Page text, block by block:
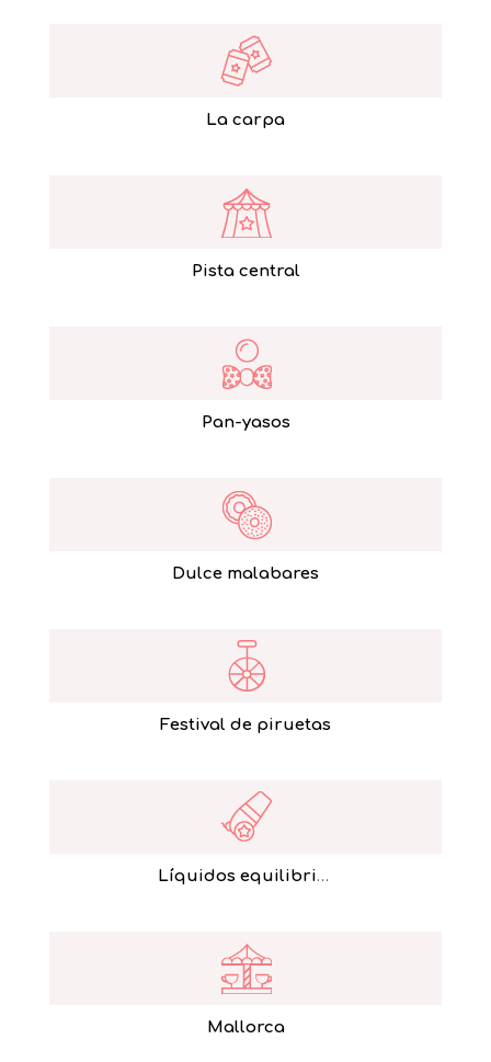
La carpa
Pista central
Pan-yasos
Dulce malabares
Festival de piruetas
Líquidos equilibristas
Mallorca